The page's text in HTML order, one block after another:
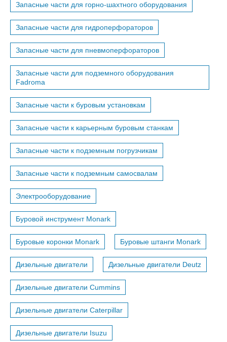
Запасные части для горно-шахтного оборудования
Запасные части для гидроперфораторов
Запасные части для пневмоперфораторов
Запасные части для подземного оборудования
Fadroma
Запасные части к буровым установкам
Запасные части к карьерным буровым станкам
Запасные части к подземным погрузчикам
Запасные части к подземным самосвалам
Электрооборудование
Буровой инструмент Monark
Буровые коронки Monark Буровые штанги Monark
Дизельные двигатели Дизельные двигатели Deutz
Дизельные двигатели Cummins
Дизельные двигатели Caterpillar
Дизельные двигатели Isuzu